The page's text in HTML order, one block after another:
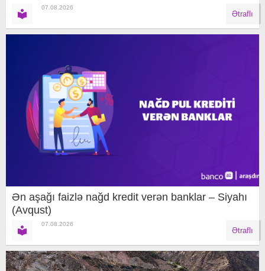
07.08.2026
Ətraflı
Ən aşağı faizlə nağd kredit verən banklar – Siyahı
(Avqust)
07.08.2026
Ətraflı